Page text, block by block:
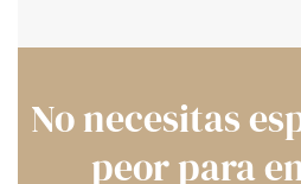
No necesitas
peor para